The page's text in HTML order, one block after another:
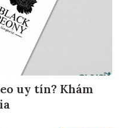
uy tín? Khám